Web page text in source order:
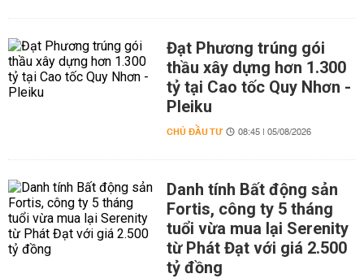
Đạt Phương trúng gói
thầu xây dựng hơn 1.300
tỷ tại Cao tốc Quy Nhơn -
Pleiku
CHỦ ĐẦU TƯ 08:45 | 05/08/2026
Danh tính Bất động sản
Fortis, công ty 5 tháng
tuổi vừa mua lại Serenity
từ Phát Đạt với giá 2.500
tỷ đồng